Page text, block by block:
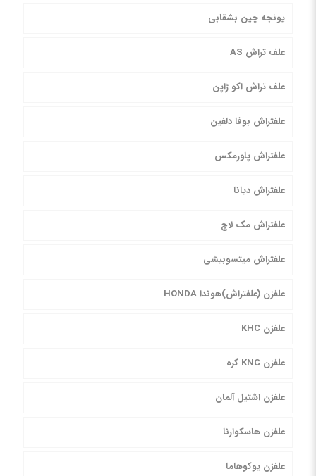
یونجه چین بشقابی
علف تراش AS
علف تراش اکو ژاپن
علفتراش بوفا دلفین
علفتراش پاورمکس
علفتراش دیانا
علفتراش مک لاچ
علفتراش میتسوبیشی
علفزن (علفتراش)هوندا HONDA
علفزن KHC
علفزن KNC کره
علفزن اشتیل آلمان
علفزن هاسکوارنا
علفزن یوکوهاما